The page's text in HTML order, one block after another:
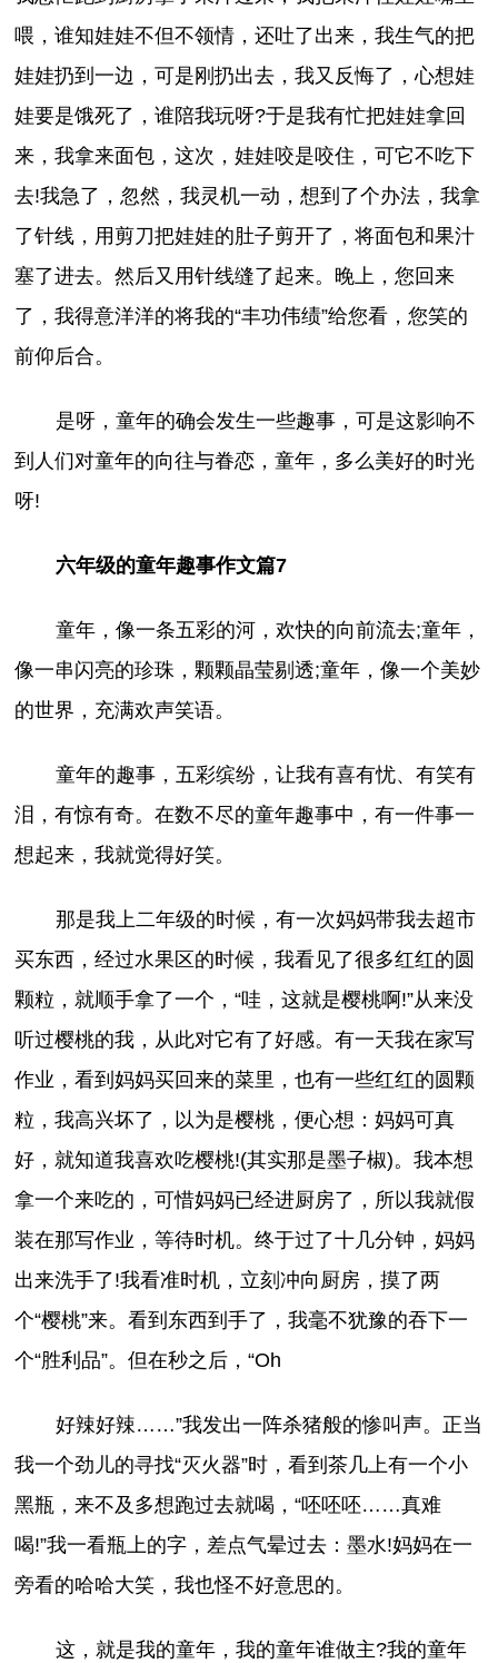
喂，谁知娃娃不但不领情，还吐了出来，我生气的把
娃娃扔到一边，可是刚扔出去，我又反悔了，心想娃
娃要是饿死了，谁陪我玩呀?于是我有忙把娃娃拿回
来，我拿来面包，这次，娃娃咬是咬住，可它不吃下
去!我急了，忽然，我灵机一动，想到了个办法，我拿
了针线，用剪刀把娃娃的肚子剪开了，将面包和果汁
塞了进去。然后又用针线缝了起来。晚上，您回来
了，我得意洋洋的将我的“丰功伟绩”给您看，您笑的
前仰后合。
是呀，童年的确会发生一些趣事，可是这影响不
到人们对童年的向往与眷恋，童年，多么美好的时光
呀!
六年级的童年趣事作文篇7
童年，像一条五彩的河，欢快的向前流去;童年，
像一串闪亮的珍珠，颗颗晶莹剔透;童年，像一个美妙
的世界，充满欢声笑语。
童年的趣事，五彩缤纷，让我有喜有忧、有笑有
泪，有惊有奇。在数不尽的童年趣事中，有一件事一
想起来，我就觉得好笑。
那是我上二年级的时候，有一次妈妈带我去超市
买东西，经过水果区的时候，我看见了很多红红的圆
颗粒，就顺手拿了一个，“哇，这就是樱桃啊!”从来没
听过樱桃的我，从此对它有了好感。有一天我在家写
作业，看到妈妈买回来的菜里，也有一些红红的圆颗
粒，我高兴坏了，以为是樱桃，便心想：妈妈可真
好，就知道我喜欢吃樱桃!(其实那是墨子椒)。我本想
拿一个来吃的，可惜妈妈已经进厨房了，所以我就假
装在那写作业，等待时机。终于过了十几分钟，妈妈
出来洗手了!我看准时机，立刻冲向厨房，摸了两
个“樱桃”来。看到东西到手了，我毫不犹豫的吞下一
个“胜利品”。但在秒之后，“Oh
好辣好辣……”我发出一阵杀猪般的惨叫声。正当
我一个劲儿的寻找“灭火器”时，看到茶几上有一个小
黑瓶，来不及多想跑过去就喝，“呸呸呸……真难
喝!”我一看瓶上的字，差点气晕过去：墨水!妈妈在一
旁看的哈哈大笑，我也怪不好意思的。
这，就是我的童年，我的童年谁做主?我的童年